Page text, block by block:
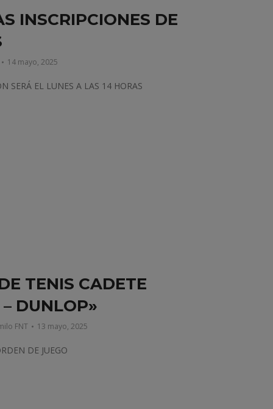
INSCRIPCIONES DE
14 mayo, 2025
SERÁ EL LUNES A LAS 14 HORAS
TENIS CADETE
DUNLOP»
FNT 13 mayo, 2025
DE JUEGO